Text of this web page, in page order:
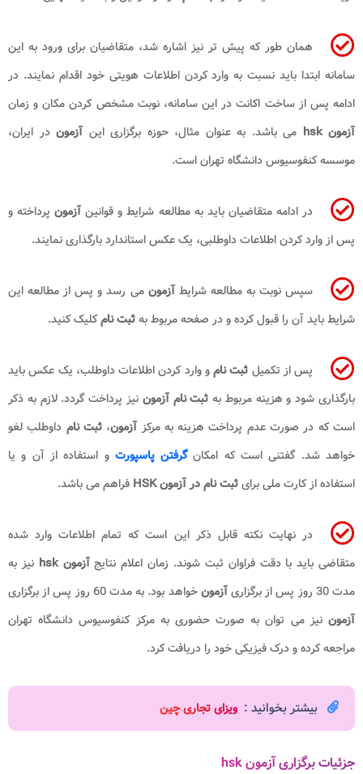
همان طور که پیش تر نیز اشاره شد، متقاضیان برای ورود به این
سامانه ابتدا باید نسبت به وارد کردن اطلاعات هویتی خود اقدام نمایند. در
ادامه پس از ساخت اکانت در این سامانه، نوبت مشخص کردن مکان و زمان
آزمونhsk می باشد. به عنوان مثال، حوزه برگزاری این آزموندر ایران،
موسسه کنفوسیوس دانشگاه تهران است.
در ادامه متقاضیان باید به مطالعه شرایط و قوانین آزمون پرداخته و
پس از وارد کردن اطلاعات داوطلبی، یک عکس استاندارد بارگذاری نمایند.
سپس نوبت به مطالعه شرایطآزمونمی رسد و پس از مطالعه این
شرایط باید آن را قبول کرده و در صفحه مربوط بهثبت نامکلیک کنید.
پس از تکمیل ثبت نامو وارد کردن اطلاعات داوطلب، یک عکس باید
بارگذاری شود و هزینه مربوط به ثبت نام آزمون نیز پرداخت گردد. لازم به ذکر
است که در صورت عدم پرداخت هزینه به مرکز آزمون،ثبت نام داوطلب لغو
خواهد شد. گفتنی است که امکانگرفتن پاسپورت و استفاده از آن و یا
استفاده از کارت ملی برایثبت نام در آزمونHSK فراهم می باشد.
در نهایت نکته قابل ذکر این است که تمام اطلاعات وارد شده
متقاضی باید با دقت فراوان ثبت شوند. زمان اعلام نتایجآزمونhsk نیز به
مدت 30 روز پس از برگزاری
آزمونخواهد بود. به مدت 60 روز پس از برگزاری
آزموننیز می توان به صورت حضوری به مرکز کنفوسیوس دانشگاه تهران
مراجعه کرده و درک فیزیکی خود را دریافت کرد.
بیشتر بخوانید : ویزای تجاری چین
جزئیات برگزاری آزمون hsk